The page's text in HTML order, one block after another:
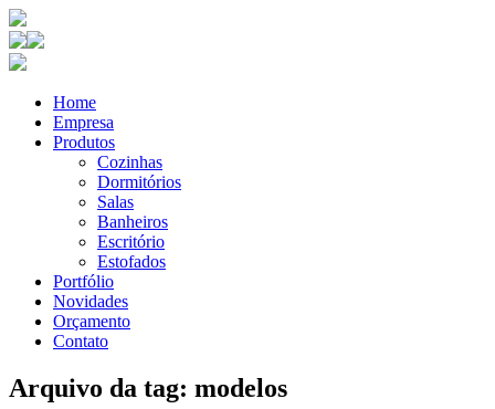
Home
Empresa
Produtos
Cozinhas
Dormitórios
Salas
Banheiros
Escritório
Estofados
Portfólio
Novidades
Orçamento
Contato
Arquivo da tag: modelos